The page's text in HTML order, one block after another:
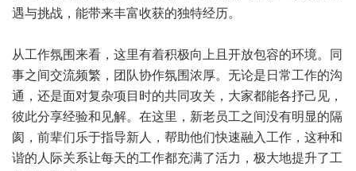
遇与挑战，能带来丰富收获的独特经历。
从工作氛围来看，这里有着积极向上且开放包容的环境。同
事之间交流频繁，团队协作氛围浓厚。无论是日常工作的沟
通，还是面对复杂项目时的共同攻关，大家都能各抒己见，
彼此分享经验和见解。在这里，新老员工之间没有明显的隔
阂，前辈们乐于指导新人，帮助他们快速融入工作，这种和
谐的人际关系让每天的工作都充满了活力，极大地提升了工